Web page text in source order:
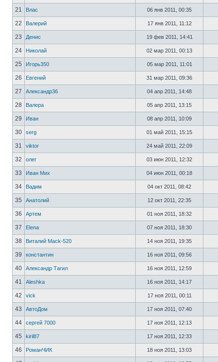
21 Влас 06 янв 2011, 00:35
22 Валерий 17 янв 2011, 11:12
23 Денис 19 фев 2011, 14:41
24 Николай 02 мар 2011, 00:13
25 Игорь350 05 мар 2011, 11:01
26 Евгений 31 мар 2011, 09:36
27 Александр36 04 апр 2011, 14:48
28 Валера 05 апр 2011, 13:15
29 Иван 08 апр 2011, 10:09
30 serg 01 май 2011, 15:15
31 viktor 24 май 2011, 22:09
32 олег 03 июн 2011, 12:32
33 Иван Мих 04 июн 2011, 00:18
34 Вадим 04 окт 2011, 08:42
35 Анатолий 12 окт 2011, 22:35
36 Артем 01 ноя 2011, 18:32
37 Elena 07 ноя 2011, 18:30
38 Виталий Mack-520 14 ноя 2011, 19:35
39 константин 16 ноя 2011, 09:56
40 Александр Тагил 16 ноя 2011, 12:59
41 Aleshka 16 ноя 2011, 14:17
42 vick 17 ноя 2011, 00:11
43 АвтоДом 17 ноя 2011, 07:40
44 сергей 7000 17 ноя 2011, 12:13
45 kiril87 17 ноя 2011, 12:33
46 РоманЧИК 18 ноя 2011, 13:03